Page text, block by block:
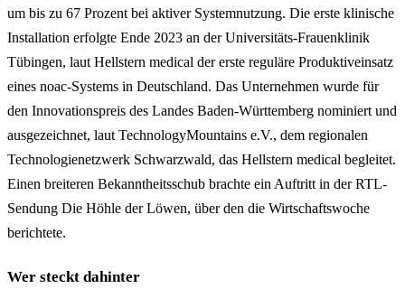
um bis zu 67 Prozent bei aktiver Systemnutzung. Die erste klinische
Installation erfolgte Ende 2023 an der Universitäts-Frauenklinik
Tübingen, laut Hellstern medical der erste reguläre Produktiveinsatz
eines noac-Systems in Deutschland. Das Unternehmen wurde für
den Innovationspreis des Landes Baden-Württemberg nominiert und
ausgezeichnet, laut TechnologyMountains e.V., dem regionalen
Technologienetzwerk Schwarzwald, das Hellstern medical begleitet.
Einen breiteren Bekanntheitsschub brachte ein Auftritt in der RTL-
Sendung Die Höhle der Löwen, über den die Wirtschaftswoche
berichtete.
Wer steckt dahinter